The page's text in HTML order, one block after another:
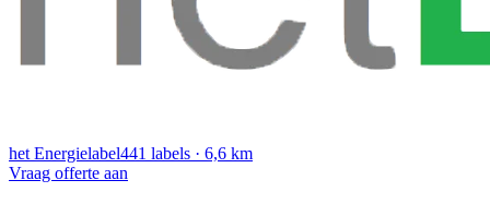
het Energielabel441 labels · 6,6 km
Vraag offerte aan